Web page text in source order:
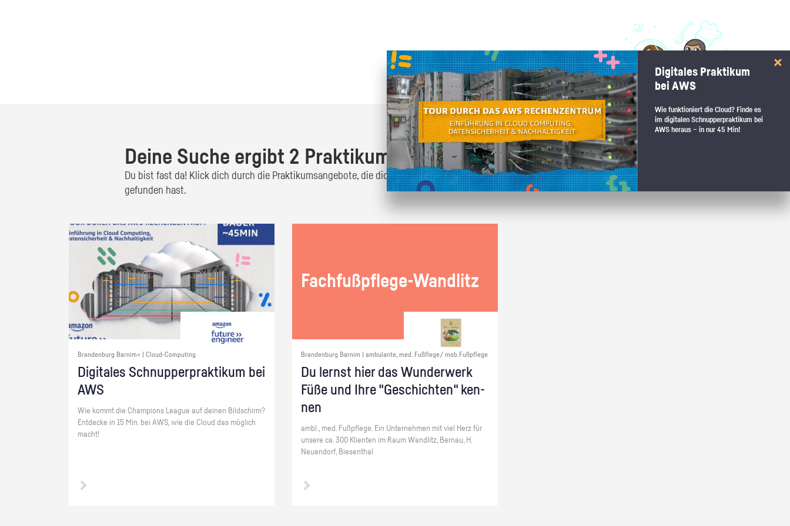
Oder finde heraus was dich interessiert:
zum Stärkentest.
Deine Suche ergibt 2 Praktikumsangebote!
Du bist fast da! Klick dich durch die Praktikumsangebote, die dich interessieren und bewirb dich wenn du den passenden Platz
gefunden hast.
Brandenburg Barnim+ | Cloud-Computing
Di­gi­ta­les Schnup­per­prak­ti­kum bei
AWS
Wie kommt die Cham­pi­ons Le­ague auf dei­nen Bild­schirm?
Ent­de­cke in 15 Min. bei AWS, wie die Cloud das mög­lich
macht!
Fach­fuß­pfle­ge-Wand­litz
Brandenburg Barnim | ambulante, med. Fußflege/ mob.Fußpflege
Du lernst hier das Wun­der­werk
Füße und Ihre "Ge­schich­ten" ken­
nen
ambl., med. Fuß­pfle­ge. Ein Un­ter­neh­men mit viel Herz für
un­se­re ca. 300 Kli­en­ten im Raum Wand­litz, Ber­nau, H.​
Neuendorf, Biesen­thal
Digitales Praktikum
bei AWS
Wie funktioniert die Cloud? Finde es
im digitalen Schnupperpraktikum bei
AWS heraus – in nur 45 Min!